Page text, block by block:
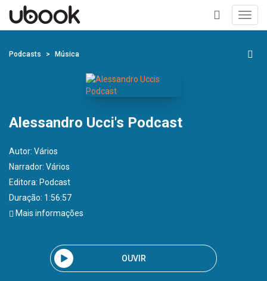
+
Podcasts Música
Alessandro Ucci's Podcast
Autor: Vários
Narrador: Vários
Editora: Podcast
Duração: 1:56:57
Mais informações
OUVIR